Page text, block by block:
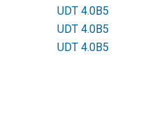
UDТ 4.0В5
UDТ 4.0В5
UDТ 4.0В5